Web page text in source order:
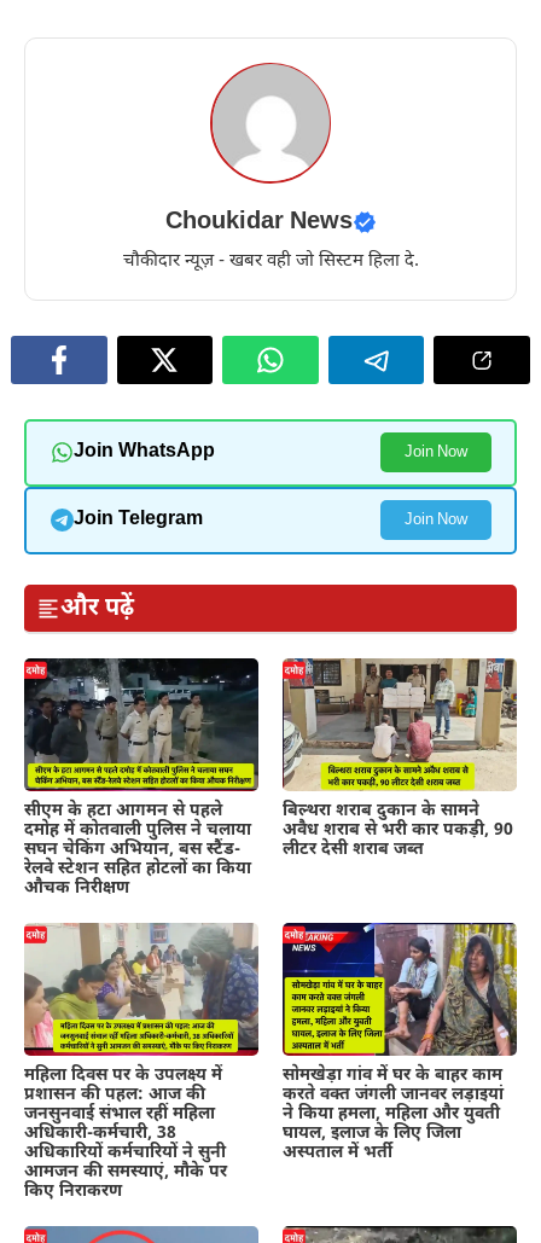
Choukidar News
चौकीदार न्यूज़ - खबर वही जो सिस्टम हिला दे.
Join WhatsApp Join Now
Join Telegram Join Now
और पढ़ें
सीएम के हटा आगमन से पहले
दमोह में कोतवाली पुलिस ने चलाया
सघन चेकिंग अभियान, बस स्टैंड-
रेलवे स्टेशन सहित होटलों का किया
औचक निरीक्षण
बिल्थरा शराब दुकान के सामने
अवैध शराब से भरी कार पकड़ी, 90
लीटर देसी शराब जब्त
महिला दिवस पर के उपलक्ष्य में
प्रशासन की पहल: आज की
जनसुनवाई संभाल रहीं महिला
अधिकारी-कर्मचारी, 38
अधिकारियों कर्मचारियों ने सुनी
आमजन की समस्याएं, मौके पर
किए निराकरण
सोमखेड़ा गांव में घर के बाहर काम
करते वक्त जंगली जानवर लड़ाइयां
ने किया हमला, महिला और युवती
घायल, इलाज के लिए जिला
अस्पताल में भर्ती